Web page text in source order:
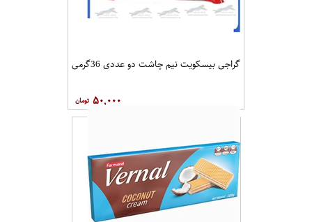
گراجی بیسکویت نیم چاشت دو عددی 36گرمی
۵۰,۰۰۰